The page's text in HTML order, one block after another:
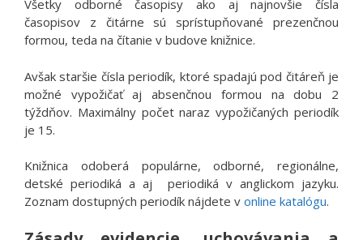
Všetky odborné časopisy ako aj najnovšie čísla
časopisov z čitárne sú sprístupňované prezenčnou
formou, teda na čítanie v budove knižnice.
Avšak staršie čísla periodík, ktoré spadajú pod čitáreň je
možné vypožičať aj absenčnou formou na dobu 2
týždňov. Maximálny počet naraz vypožičaných periodík
je 15.
Knižnica odoberá populárne, odborné, regionálne,
detské periodiká a aj periodiká v anglickom jazyku.
Zoznam dostupných periodík nájdete v online katalógu.